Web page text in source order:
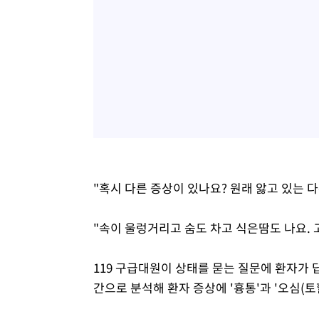
"혹시 다른 증상이 있나요? 원래 앓고 있는
"속이 울렁거리고 숨도 차고 식은땀도 나요.
119 구급대원이 상태를 묻는 질문에 환자가
간으로 분석해 환자 증상에 '흉통'과 '오심(